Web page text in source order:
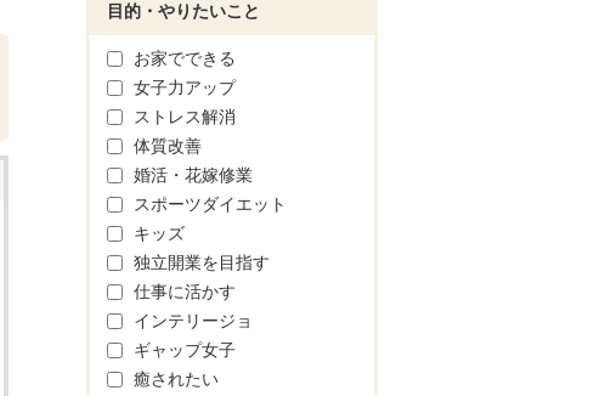
目的・やりたいこと
お家でできる
女子力アップ
ストレス解消
体質改善
婚活・花嫁修業
スポーツダイエット
キッズ
独立開業を目指す
仕事に活かす
インテリージョ
ギャップ女子
癒されたい